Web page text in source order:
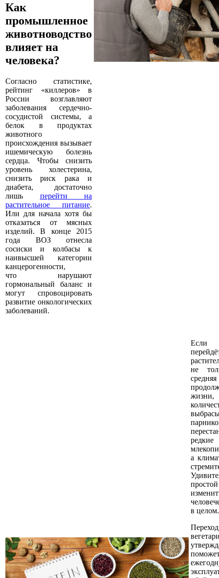
Как
промышленное
животноводство
влияет на
человека?
Согласно статистике,
рейтинг «киллеров» в
России возглавляют
заболевания сердечно-
сосудистой системы, а
белок в продуктах
животного
происхождения вызывает
ишемическую болезнь
сердца. Чтобы снизить
уровень холестерина,
снизить риск рака и
диабета, достаточно
лишь перейти на
растительное питание.
Или для начала хотя бы
отказаться от мясных
изделий. В конце 2015
года ВОЗ отнесла
сосиски и колбасы к
наивысшей категории
канцерогенности,
что нарушают
гормональный баланс и
могут спровоцировать
развитие онкологических
заболеваний.
Если
не
средняя
жизни,
а
в целом.